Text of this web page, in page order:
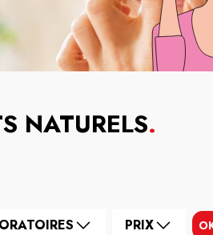
NATURELS.
PRIX